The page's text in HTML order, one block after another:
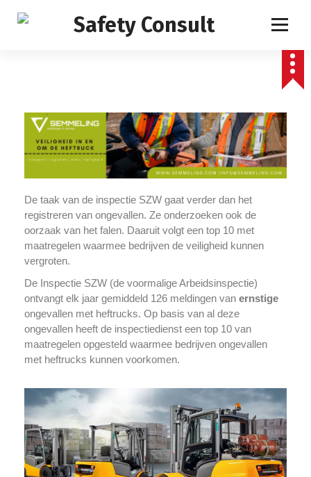
De taak van de inspectie SZW gaat verder dan het
registreren van ongevallen. Ze onderzoeken ook de
oorzaak van het falen. Daaruit volgt een top 10 met
maatregelen waarmee bedrijven de veiligheid kunnen
vergroten.
De Inspectie SZW (de voormalige Arbeidsinspectie)
ontvangt elk jaar gemiddeld 126 meldingen van ernstige
ongevallen met heftrucks. Op basis van al deze
ongevallen heeft de inspectiedienst een top 10 van
maatregelen opgesteld waarmee bedrijven ongevallen
met heftrucks kunnen voorkomen.